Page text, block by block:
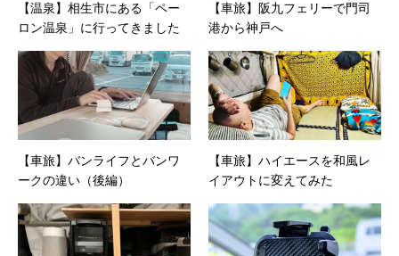
【温泉】相生市にある「ペー
ロン温泉」に行ってきました
【車旅】阪九フェリーで門司
港から神戸へ
【車旅】バンライフとバンワ
ークの違い（後編）
【車旅】ハイエースを和風レ
イアウトに変えてみた